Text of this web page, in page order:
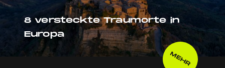
8 versteckte Traumorte in
Europa
MEHR